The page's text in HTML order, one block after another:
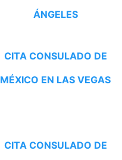
ÁNGELES
CITA CONSULADO DE
MÉXICO EN LAS VEGAS
CITA CONSULADO DE